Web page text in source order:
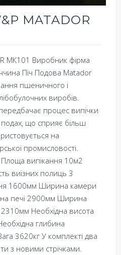
MATADOR
MК101 Виробник фірма
Піч Подова Matador
пшеничного і
виробів.
процес випічки
що сприяє більш
на
промисловості.
Площа випікання 10м2
виїзних полиць 3
1600мм Ширина камери
печі 2900мм Ширина
Необхідна висота
глибина
3620кг У комплекті два
з новими стрічками.